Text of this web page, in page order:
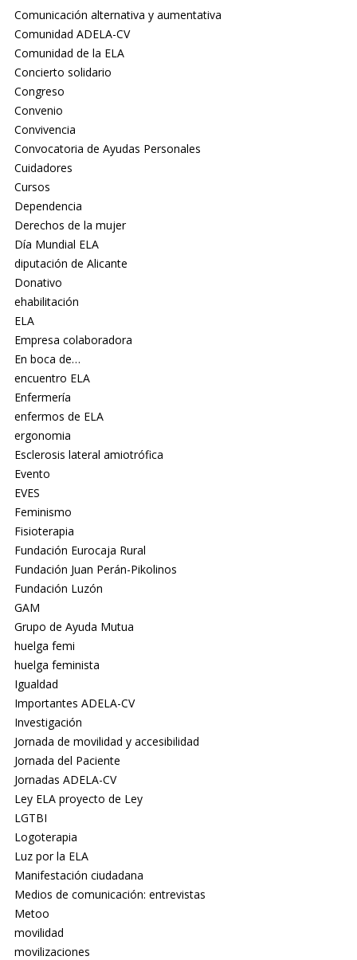
Comunicación alternativa y aumentativa
Comunidad ADELA-CV
Comunidad de la ELA
Concierto solidario
Congreso
Convenio
Convivencia
Convocatoria de Ayudas Personales
Cuidadores
Cursos
Dependencia
Derechos de la mujer
Día Mundial ELA
diputación de Alicante
Donativo
ehabilitación
ELA
Empresa colaboradora
En boca de…
encuentro ELA
Enfermería
enfermos de ELA
ergonomia
Esclerosis lateral amiotrófica
Evento
EVES
Feminismo
Fisioterapia
Fundación Eurocaja Rural
Fundación Juan Perán-Pikolinos
Fundación Luzón
GAM
Grupo de Ayuda Mutua
huelga femi
huelga feminista
Igualdad
Importantes ADELA-CV
Investigación
Jornada de movilidad y accesibilidad
Jornada del Paciente
Jornadas ADELA-CV
Ley ELA proyecto de Ley
LGTBI
Logoterapia
Luz por la ELA
Manifestación ciudadana
Medios de comunicación: entrevistas
Metoo
movilidad
movilizaciones